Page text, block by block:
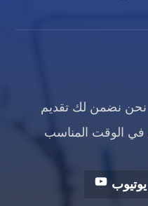
نحن نضمن لك تقديم
في الوقت المناسب
يوتيوب